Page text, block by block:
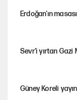
Erdoğan'ın
Sevr’i yırtan Gazi
Güney Koreli